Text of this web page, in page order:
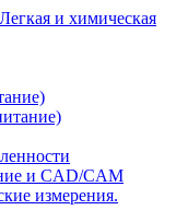
и химическая
и CAD/CAM
измерения.